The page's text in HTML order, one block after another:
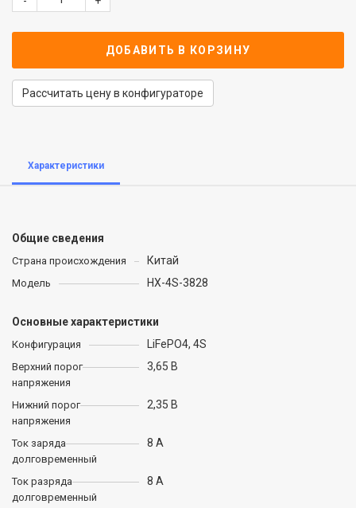
ДОБАВИТЬ В КОРЗИНУ
Рассчитать цену в конфигураторе
Характеристики
Общие сведения
Страна происхождения Китай
Модель HX-4S-3828
Основные характеристики
Конфигурация LiFePO4, 4S
Верхний порог
напряжения
3,65 В
Нижний порог
напряжения
2,35 В
Ток заряда
долговременный
8 А
Ток разряда
долговременный
8 А